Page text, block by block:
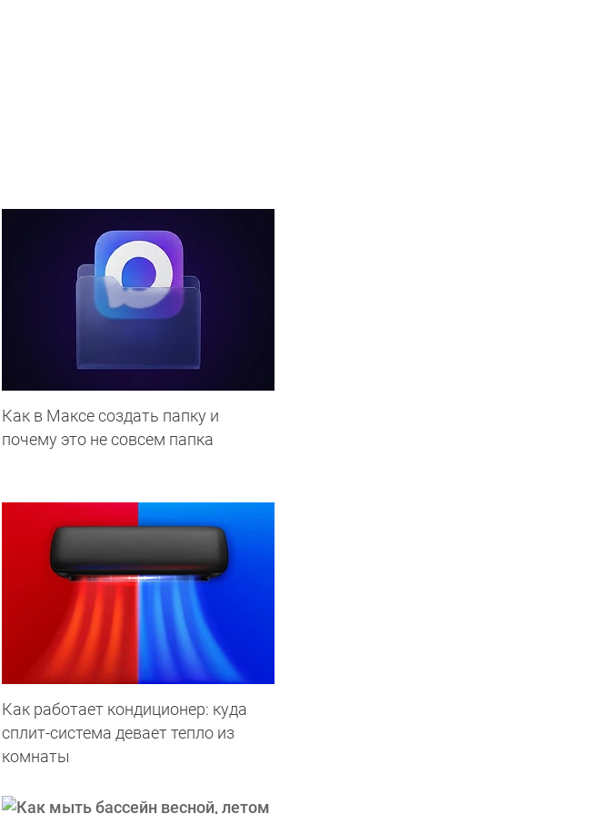
Как в Максе создать папку и
почему это не совсем папка
Как работает кондиционер: куда
сплит-система девает тепло из
комнаты